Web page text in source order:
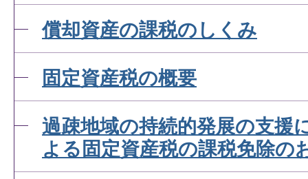
償却資産の課税のしくみ
固定資産税の概要
過疎地域の持続的発展の支援
よる固定資産税の課税免除の